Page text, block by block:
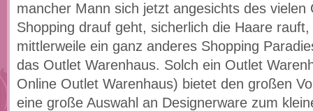
mancher Mann sich jetzt angesichts des vielen
Shopping drauf geht, sicherlich die Haare
mittlerweile ein ganz anderes Shopping
das Outlet Warenhaus. Solch ein Outlet
Online Outlet Warenhaus) bietet den großen
eine große Auswahl an Designerware zum